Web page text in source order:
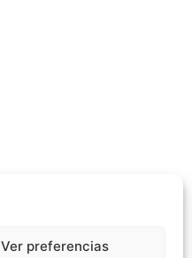
Ver preferencias